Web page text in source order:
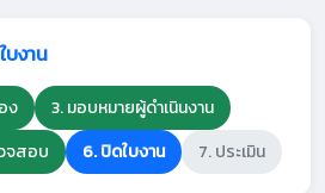
บงาน
ง
3. มอบหมายผู้ดำเนินงาน
จสอบ 6. ปิดใบงาน 7. ประเมิน